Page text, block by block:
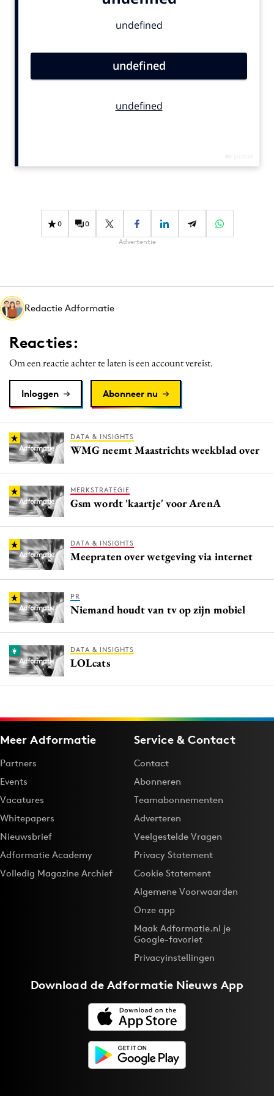
Gedragsverandering
Influencer marketing
Media
Merkstrategie
PR
Programmatic
Purpose Marketing
Reputatie & crisis
0 0
Advertentie
Redactie Adformatie
Reacties:
Om een reactie achter te laten is een account vereist.
Inloggen Abonneer nu
DATA & INSIGHTS
WMG neemt Maastrichts weekblad over
MERKSTRATEGIE
Gsm wordt 'kaartje' voor ArenA
DATA & INSIGHTS
Meepraten over wetgeving via internet
PR
Niemand houdt van tv op zijn mobiel
DATA & INSIGHTS
LOLcats
Meer Adformatie
Partners
Events
Vacatures
Whitepapers
Nieuwsbrief
Adformatie Academy
Volledig Magazine Archief
Service & Contact
Contact
Abonneren
Teamabonnementen
Adverteren
Veelgestelde Vragen
Privacy Statement
Cookie Statement
Algemene Voorwaarden
Onze app
Maak Adformatie.nl je
Google-favoriet
Privacyinstellingen
Download deAdformatie Nieuws App